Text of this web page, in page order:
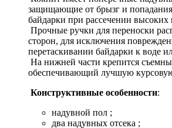
защищающие от брызг и
байдарки при рассечении высоких
Прочные ручки для переноски
сторон, для исключения
перетаскивании байдарки к воде
На нижней части крепится
обеспечивающий лучшую
Конструктивные особенности:
надувной пол ;
два надувных отсека ;